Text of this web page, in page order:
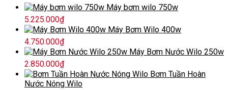
Máy bơm wilo 750w
5.225.000₫
Máy Bơm Wilo 400w
4.750.000₫
Máy Bơm Nước Wilo 250w
2.850.000₫
Bơm Tuần Hoàn
Nước Nóng Wilo